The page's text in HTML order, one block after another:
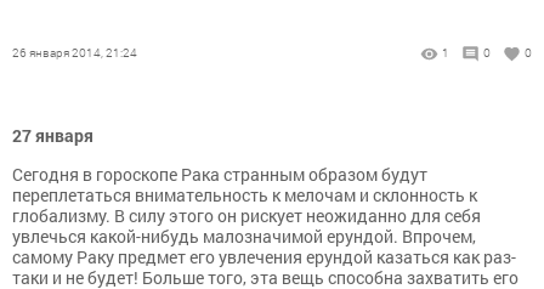
26 января 2014, 21:24 1 0 0
27 января
Сегодня в гороскопе Рака странным образом будут
переплетаться внимательность к мелочам и склонность к
глобализму. В силу этого он рискует неожиданно для себя
увлечься какой-нибудь малозначимой ерундой. Впрочем,
самому Раку предмет его увлечения ерундой казаться как раз-
таки и не будет! Больше того, эта вещь способна захватить его